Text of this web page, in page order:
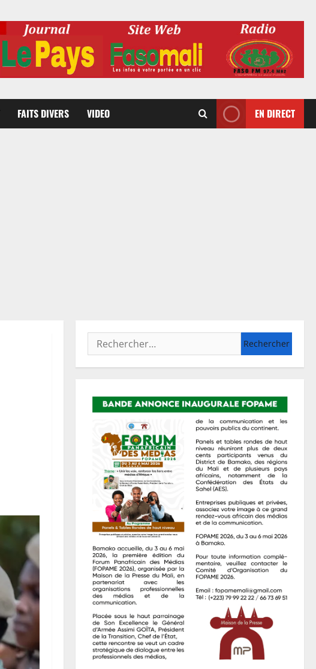
FAITS DIVERS VIDEO EN DIRECT
Rechercher :